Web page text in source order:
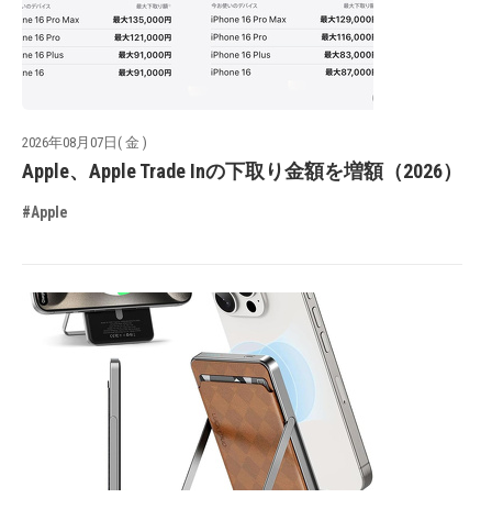
2026年08月07日( 金 )
Apple、Apple Trade Inの下取り金額を増額（2026）
#Apple